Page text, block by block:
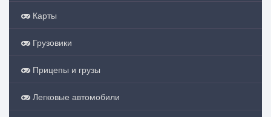
Карты
Грузовики
Прицепы и грузы
Легковые автомобили